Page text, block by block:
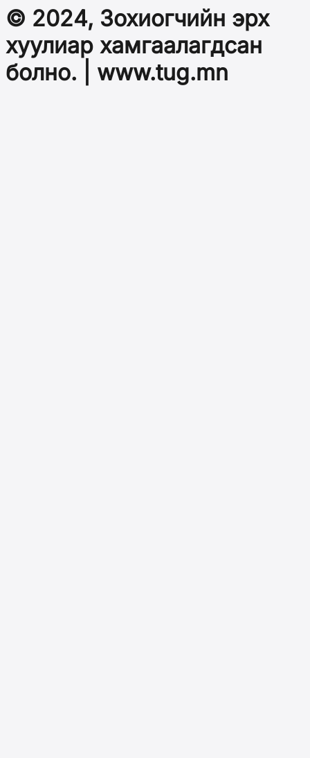
© 2024, Зохиогчийн эрх
хуулиар хамгаалагдсан
болно. | www.tug.mn